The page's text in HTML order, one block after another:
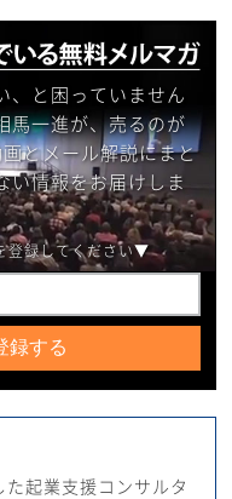
、と困っていません
馬一進が、売るのが
とメール解説にまと
い情報をお届けしま
登録してください▼
た起業支援コンサルタ